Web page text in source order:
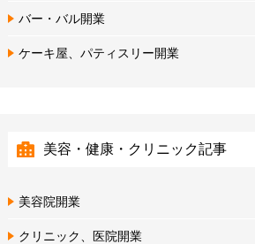
バー・バル開業
ケーキ屋、パティスリー開業
美容・健康・クリニック記事
美容院開業
クリニック、医院開業